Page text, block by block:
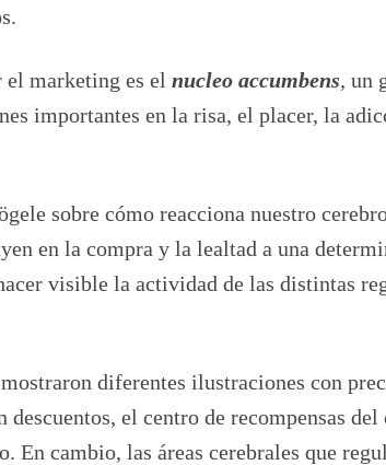
el marketing es el nucleo accumbens, un
importantes en la risa, el placer, la
sobre cómo reacciona nuestro
en la compra y la lealtad a una
visible la actividad de las distintas
diferentes ilustraciones con
el centro de recompensas del
En cambio, las áreas cerebrales que